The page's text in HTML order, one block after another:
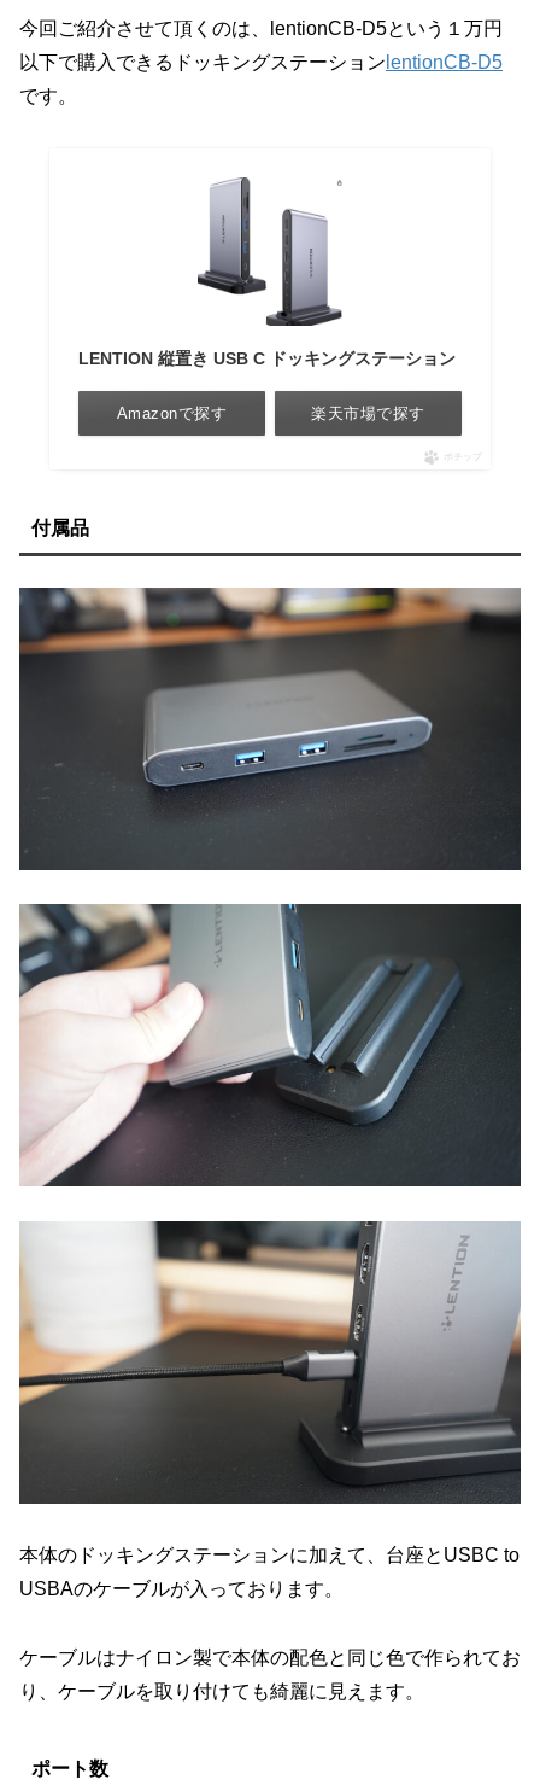
今回ご紹介させて頂くのは、lentionCB-D5という１万円
以下で購入できるドッキングステーション lentionCB-D5
です。
LENTION 縦置き USB C ドッキングステーション
Amazonで探す 楽天市場で探す
ポチップ
付属品
本体のドッキングステーションに加えて、台座とUSBC to
USBAのケーブルが入っております。
ケーブルはナイロン製で本体の配色と同じ色で作られてお
り、ケーブルを取り付けても綺麗に見えます。
ポート数